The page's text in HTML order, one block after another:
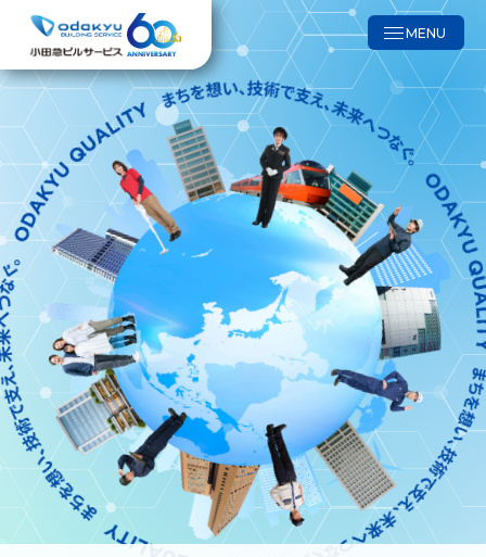
MENU
当社の強み
管理実績
資格保有者一覧
広告ギャラリー
ビルメン日記
事業内容
清掃業務
警備業務
設備管理業務
建設工事
水処理事業
サステナビリティ
環境への取り組み
地域共創への取り組み
DXへの取り組み